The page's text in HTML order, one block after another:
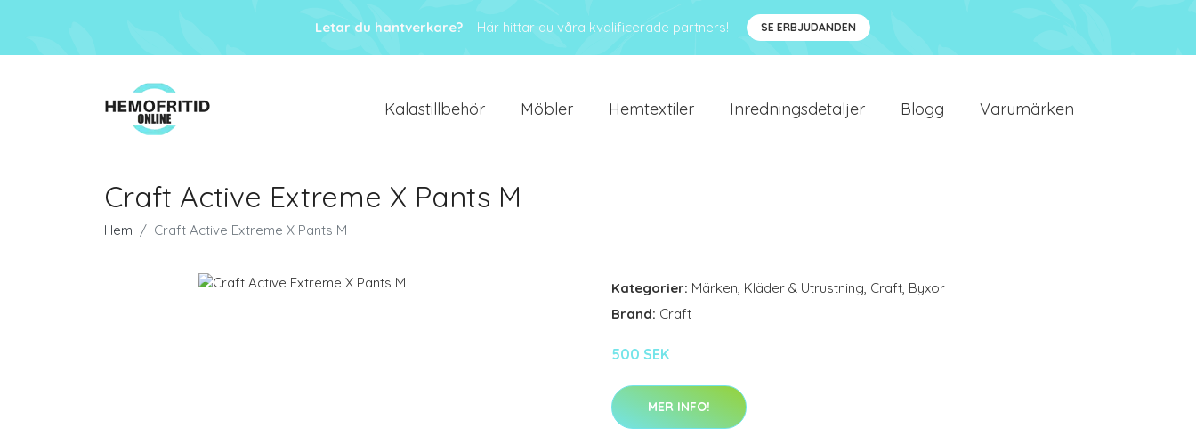
Letar du hantverkare? Här hittar du våra kvalificerade partners! SE ERBJUDANDEN
Kalastillbehör Möbler Hemtextiler Inredningsdetaljer Blogg Varumärken
Craft Active Extreme X Pants M
Hem Craft Active Extreme X Pants M
Kategorier: Märken, Kläder & Utrustning, Craft, Byxor
Brand: Craft
500 SEK
MER INFO!